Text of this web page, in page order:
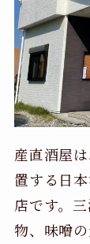
産直酒屋
置する日
店です。
物、味噌